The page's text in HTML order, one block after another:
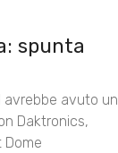
spunta
avrebbe avuto un
Daktronics,
Dome